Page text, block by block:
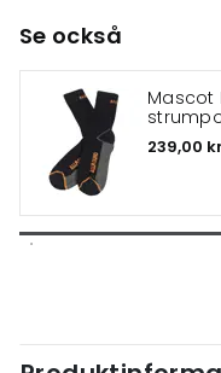
Se också
Mascot
239,00 kr